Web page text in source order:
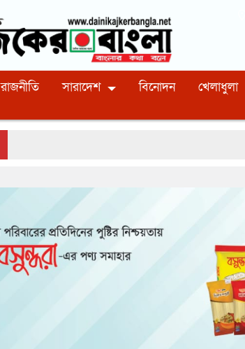
রাজনীতি সারাদেশ বিনোদন খেলাধুলা